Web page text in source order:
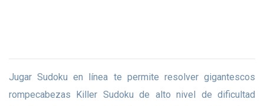
Jugar Sudoku en línea te permite resolver gigantescos
rompecabezas Killer Sudoku de alto nivel de dificultad